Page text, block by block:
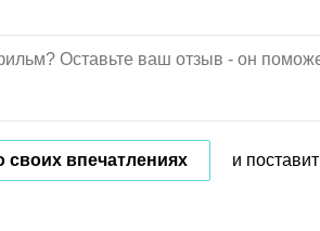
своих впечатлениях и